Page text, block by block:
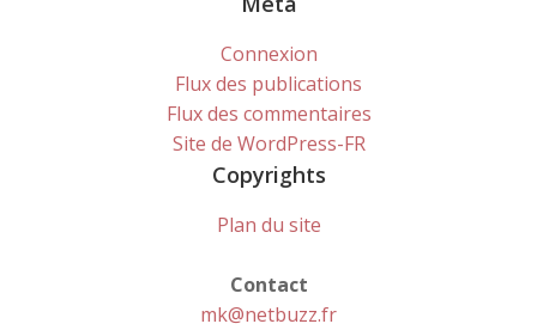
Connexion
Flux des publications
Flux des commentaires
Site de WordPress-FR
Copyrights
Plan du site
Contact
mk@netbuzz.fr